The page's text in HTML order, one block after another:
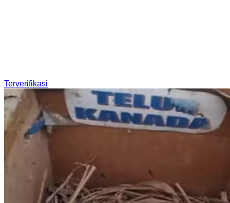
Terverifikasi